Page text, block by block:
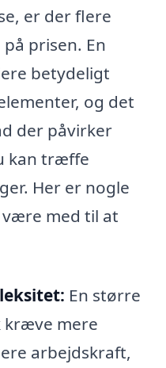
er der flere
prisen. En
betydeligt
og det
der påvirker
kan træffe
Her er nogle
med til at
En større
kræve mere
arbejdskraft,